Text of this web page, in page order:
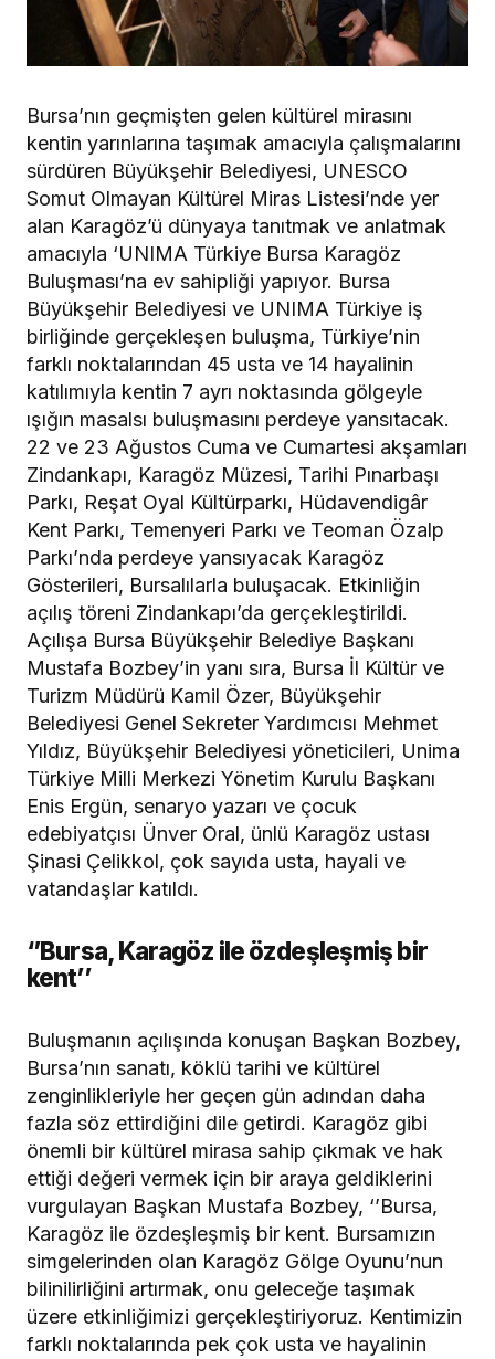
Bursa’nın geçmişten gelen kültürel mirasını
kentin yarınlarına taşımak amacıyla çalışmalarını
sürdüren Büyükşehir Belediyesi, UNESCO
Somut Olmayan Kültürel Miras Listesi’nde yer
alan Karagöz’ü dünyaya tanıtmak ve anlatmak
amacıyla ‘UNIMA Türkiye Bursa Karagöz
Buluşması’na ev sahipliği yapıyor. Bursa
Büyükşehir Belediyesi ve UNIMA Türkiye iş
birliğinde gerçekleşen buluşma, Türkiye’nin
farklı noktalarından 45 usta ve 14 hayalinin
katılımıyla kentin 7 ayrı noktasında gölgeyle
ışığın masalsı buluşmasını perdeye yansıtacak.
22 ve 23 Ağustos Cuma ve Cumartesi akşamları
Zindankapı, Karagöz Müzesi, Tarihi Pınarbaşı
Parkı, Reşat Oyal Kültürparkı, Hüdavendigâr
Kent Parkı, Temenyeri Parkı ve Teoman Özalp
Parkı’nda perdeye yansıyacak Karagöz
Gösterileri, Bursalılarla buluşacak. Etkinliğin
açılış töreni Zindankapı’da gerçekleştirildi.
Açılışa Bursa Büyükşehir Belediye Başkanı
Mustafa Bozbey’in yanı sıra, Bursa İl Kültür ve
Turizm Müdürü Kamil Özer, Büyükşehir
Belediyesi Genel Sekreter Yardımcısı Mehmet
Yıldız, Büyükşehir Belediyesi yöneticileri, Unima
Türkiye Milli Merkezi Yönetim Kurulu Başkanı
Enis Ergün, senaryo yazarı ve çocuk
edebiyatçısı Ünver Oral, ünlü Karagöz ustası
Şinasi Çelikkol, çok sayıda usta, hayali ve
vatandaşlar katıldı.
‘’Bursa, Karagöz ile özdeşleşmiş bir
kent’’
Buluşmanın açılışında konuşan Başkan Bozbey,
Bursa’nın sanatı, köklü tarihi ve kültürel
zenginlikleriyle her geçen gün adından daha
fazla söz ettirdiğini dile getirdi. Karagöz gibi
önemli bir kültürel mirasa sahip çıkmak ve hak
ettiği değeri vermek için bir araya geldiklerini
vurgulayan Başkan Mustafa Bozbey, ‘’Bursa,
Karagöz ile özdeşleşmiş bir kent. Bursamızın
simgelerinden olan Karagöz Gölge Oyunu’nun
bilinilirliğini artırmak, onu geleceğe taşımak
üzere etkinliğimizi gerçekleştiriyoruz. Kentimizin
farklı noktalarında pek çok usta ve hayalinin